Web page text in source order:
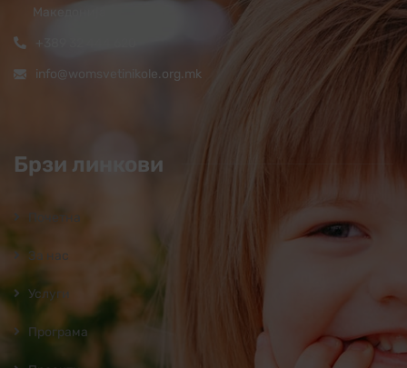
Македонија
info@womsvetinikole.org.mk
Брзи линкови
Почетна
За нас
Услуги
Програмa